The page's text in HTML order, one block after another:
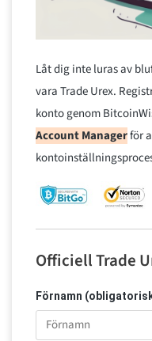
Låt dig inte luras av
vara Trade Urex.
konto genom
Account Managerför
Officiell Trade
Förnamn